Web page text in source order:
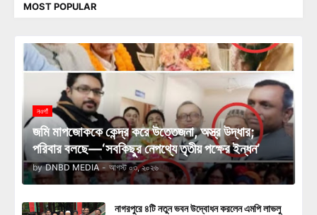
MOST POPULAR
নওগাঁ
জমি মাপজোককে কেন্দ্র করে উত্তেজনা, অস্ত্র উদ্ধার;
পরিবার বলছে—‘সবকিছুর নেপথ্যে তৃতীয় পক্ষের ইন্ধন’
by DNBD MEDIA - আগস্ট ০৩, ২০২৬
নাগরপুরে ৪টি নতুন ভবন উদ্বোধন করলেন এমপি লাভলু